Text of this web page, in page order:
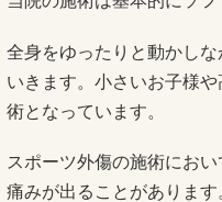
全身をゆったりと動かし
いきます。小さいお子様
術となっています。
スポーツ外傷の施術にお
痛みが出ることがありま